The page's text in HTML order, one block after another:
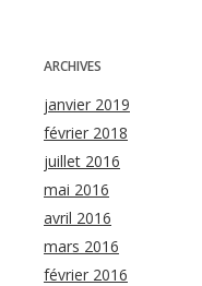
ARCHIVES
janvier 2019
février 2018
juillet 2016
mai 2016
avril 2016
mars 2016
février 2016